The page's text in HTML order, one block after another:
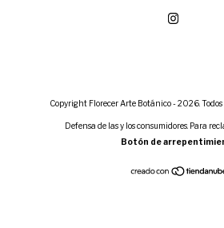
Copyright Florecer Arte Botánico - 2026. Todos
Defensa de las y los consumidores. Para
Botón de